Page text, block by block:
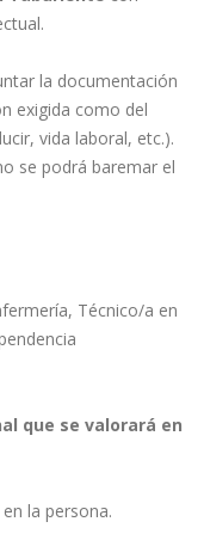
la documentación
exigida como del
vida laboral, etc.).
se podrá baremar el
Técnico/a en
que se valorará en
la persona.